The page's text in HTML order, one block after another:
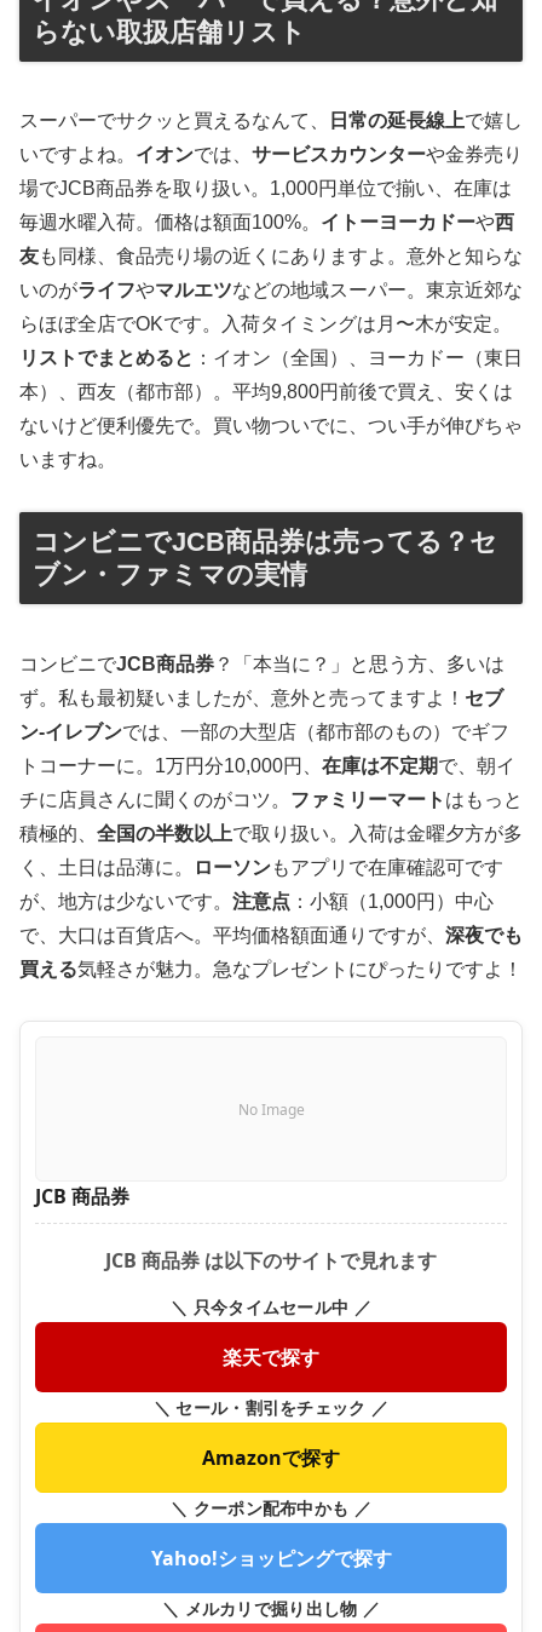
らない取扱店舗リスト
スーパーでサクッと買えるなんて、 日常の延長線上で嬉し
いですよね。 イオンでは、 サービスカウンターや金券売り
場でJCB商品券を取り扱い。1,000円単位で揃い、在庫は
毎週水曜入荷。価格は額面100%。 イトーヨーカドーや西
友も同様、食品売り場の近くにありますよ。意外と知らな
いのがライフやマルエツなどの地域スーパー。東京近郊な
らほぼ全店でOKです。入荷タイミングは月〜木が安定。
リストでまとめると ：イオン（全国）、ヨーカドー（東日
本）、西友（都市部）。平均9,800円前後で買え、安くは
ないけど便利優先で。買い物ついでに、つい手が伸びちゃ
いますね。
コンビニでJCB商品券は売ってる？セ
ブン・ファミマの実情
コンビニでJCB商品券 ？「本当に？」と思う方、多いは
ず。私も最初疑いましたが、意外と売ってますよ！ セブ
ン-イレブンでは、一部の大型店（都市部のもの）でギフ
トコーナーに。1万円分10,000円、 在庫は不定期で、朝イ
チに店員さんに聞くのがコツ。 ファミリーマート はもっと
積極的、 全国の半数以上で取り扱い。入荷は金曜夕方が多
く、土日は品薄に。
ローソンもアプリで在庫確認可です
が、地方は少ないです。 注意点 ：小額（1,000円）中心
で、大口は百貨店へ。平均価格額面通りですが、 深夜でも
買える気軽さが魅力。急なプレゼントにぴったりですよ！
No Image
JCB 商品券
JCB 商品券 は以下のサイトで見れます
＼ 只今タイムセール中 ／
楽天で探す
＼ セール・割引をチェック ／
Amazonで探す
＼ クーポン配布中かも ／
Yahoo!ショッピングで探す
＼ メルカリで掘り出し物 ／